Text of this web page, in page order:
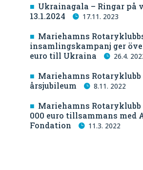
Ukrainagala – Ringar på
13.1.2024
17.11. 2023
Mariehamns
insamlingskampanj ger
euro till Ukraina
26.4.
Mariehamns Rotaryklubb
årsjubileum
8.11. 2022
Mariehamns Rotaryklubb
000 euro tillsammans med
Fondation
11.3. 2022